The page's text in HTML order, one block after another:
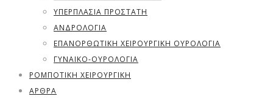
ΥΠΕΡΠΛΑΣΊΑ ΠΡΟΣΤΆΤΗ
ΑΝΔΡΟΛΟΓΊΑ
ΕΠΑΝΟΡΘΩΤΙΚΗ ΧΕΙΡΟΥΡΓΙΚΗ ΟΥΡΟΛΟΓΙΑ
ΓΥΝΑΙΚΟ-ΟΥΡΟΛΟΓΊΑ
ΡΟΜΠΟΤΙΚΗ ΧΕΙΡΟΥΡΓΙΚΗ
ΑΡΘΡΑ